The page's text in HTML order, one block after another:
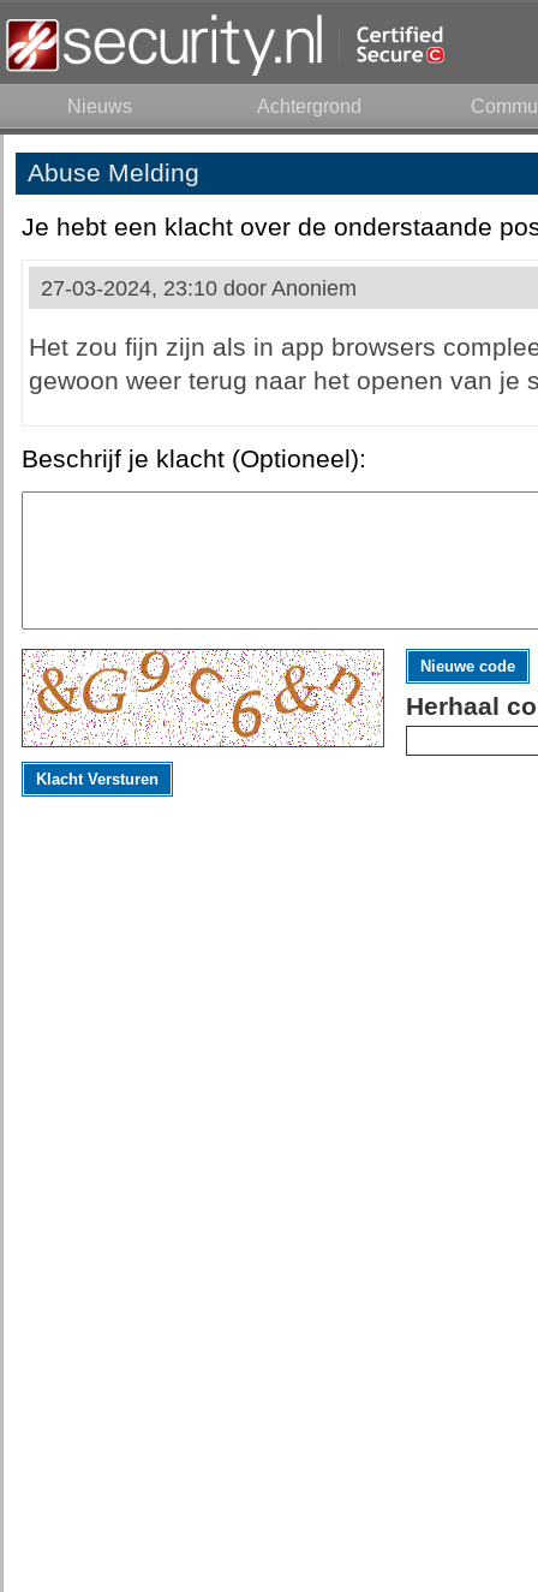
Nieuws Achtergrond
Abuse Melding
Je hebt een klacht over de onderstaande
27-03-2024, 23:10 door Anoniem
Het zou fijn zijn als in app browsers
gewoon weer terug naar het openen van je
Beschrijf je klacht (Optioneel):
Nieuwe code
Herhaal
Klacht Versturen